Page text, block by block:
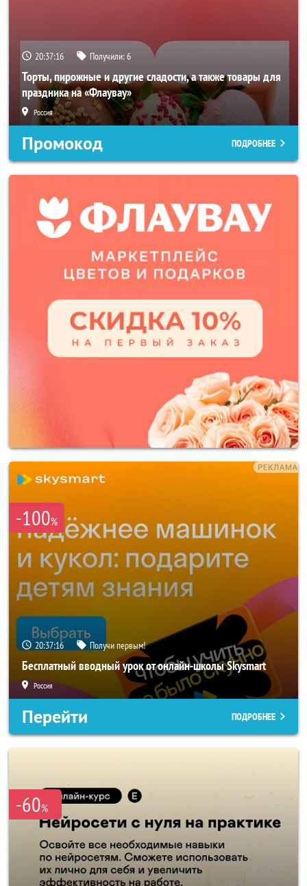
20:37:14 Получили:6
Торты, пирожные и другие сладости, а также товары для
праздника на «Флаувау»
Россия
Промокод ПОДРОБНЕЕ
-100%
20:37:14 Получи первым!
Бесплатный вводный урок от онлайн-школы Skysmart
Россия
Перейти ПОДРОБНЕЕ
-60%